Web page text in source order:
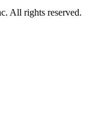
All rights reserved.